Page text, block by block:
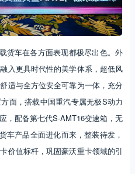
货车在各方面表现都极尽出色。外
入更具时代性的美学体系，超低风
适与全方位安全可靠为一体，充分
面，搭载中国重汽专属无极S动力
，配备第七代S-AMT16变速箱，无
车产品全面进化而来，整装待发，
价值标杆，巩固豪沃重卡领域的引